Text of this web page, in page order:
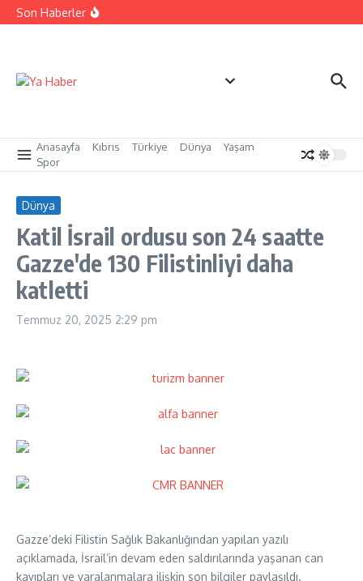
İçeriğe atla
Son Haberler
Anasayfa Kıbrıs Türkiye Dünya
Yaşam
Spor
Dünya
Katil İsrail ordusu son 24 saatte
Gazze'de 130 Filistinliyi daha
katletti
Temmuz 20, 2025 2:29 pm
Gazze’deki Filistin Sağlık Bakanlığından yapılan yazılı
açıklamada, İsrail’in devam eden saldırılarında yaşanan can
kayıpları ve yaralanmalara ilişkin son bilgiler paylaşıldı.